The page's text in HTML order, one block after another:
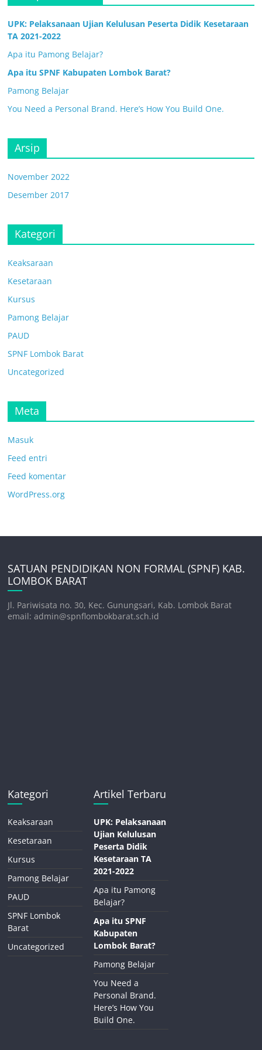
UPK: Pelaksanaan Ujian Kelulusan Peserta Didik Kesetaraan
TA 2021-2022
Apa itu Pamong Belajar?
Apa itu SPNF Kabupaten Lombok Barat?
Pamong Belajar
You Need a Personal Brand. Here’s How You Build One.
Arsip
November 2022
Desember 2017
Kategori
Keaksaraan
Kesetaraan
Kursus
Pamong Belajar
PAUD
SPNF Lombok Barat
Uncategorized
Meta
Masuk
Feed entri
Feed komentar
WordPress.org
SATUAN PENDIDIKAN NON FORMAL (SPNF) KAB.
LOMBOK BARAT
Jl. Pariwisata no. 30, Kec. Gunungsari, Kab. Lombok Barat
email: admin@spnflombokbarat.sch.id
Kategori
Keaksaraan
Kesetaraan
Kursus
Pamong Belajar
PAUD
SPNF Lombok
Barat
Uncategorized
Artikel Terbaru
UPK: Pelaksanaan
Ujian Kelulusan
Peserta Didik
Kesetaraan TA
2021-2022
Apa itu Pamong
Belajar?
Apa itu SPNF
Kabupaten
Lombok Barat?
Pamong Belajar
You Need a
Personal Brand.
Here’s How You
Build One.